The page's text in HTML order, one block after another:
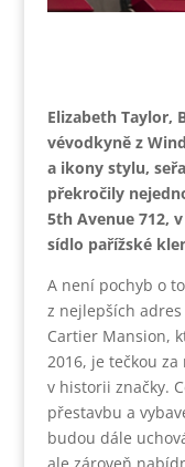
Elizabeth Taylor,
vévodkyně z
a ikony stylu,
překročily
5th Avenue 712,
sídlo pařížské
A není pochyb o
z nejlepších
Cartier Mansion,
2016, je tečkou
v historii značky.
přestavbu a
budou dále